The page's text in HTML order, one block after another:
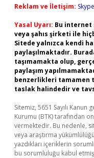
Reklam ve İletişim:
Yasal Uyarı: Bu internet
veya şahıs şirketi ile
Sitede yalnızca kendi
paylaşılmaktadır.
taşımamakta olup,
paylaşım
benzerlikleri tamamen
taslak halindedir ve
Sitemiz, 5651 Sayılı
Kurumu (BTK) tarafından
vermektedir. Bu nedenle,
veya araştırma
yazdıkları içeriklerin
bu sorumluluğu kabul etmiş